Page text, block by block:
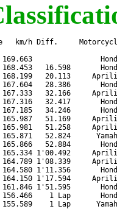
km/h Diff.     Motorcycle
169.663                Honda
16.598       Honda
168.199   20.113
167.604   28.386
167.333   32.166
32.417       Honda
34.246       Honda
165.987   51.169
165.981   51.258
52.824
52.884
165.334 1'00.492
164.789 1'08.339
164.580 1'11.356
164.150 1'17.594
1'51.595
1 Lap
155.589    1 Lap